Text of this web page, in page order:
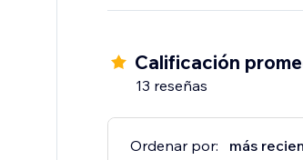
is.
Calificación
13 reseñas
Ordenar por: más